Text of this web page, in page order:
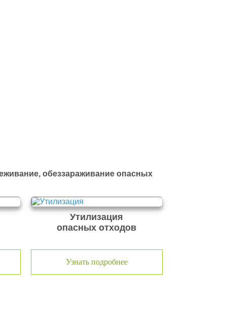
обеззараживание опасных
Утилизация
опасных отходов
Узнать подробнее